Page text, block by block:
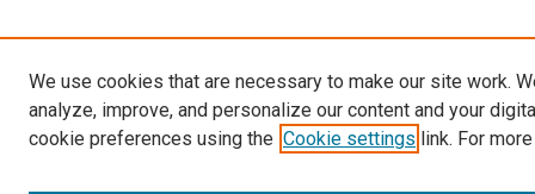
We use cookies that are necessary to make our site work.
analyze, improve, and personalize our content and your
cookie preferences using the Cookie settings link. For